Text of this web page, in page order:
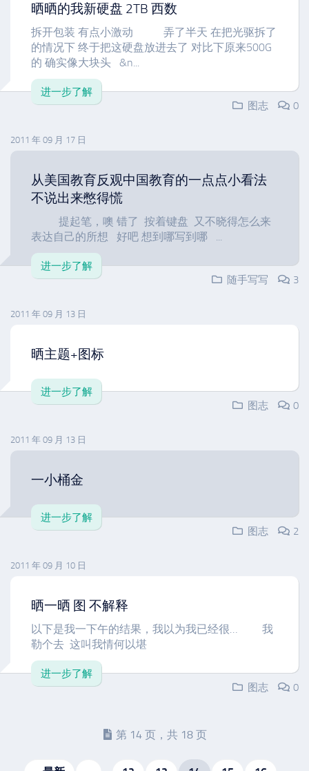
晒晒的我新硬盘 2TB 西数
拆开包装 有点小激动 弄了半天 在把光驱拆了
的情况下 终于把这硬盘放进去了 对比下原来500G
的 确实像大块头 &n...
进一步了解
图志
0
2011 年 09 月 17 日
从美国教育反观中国教育的一点点小看法
不说出来憋得慌
提起笔，噢 错了 按着键盘 又不晓得怎么来
表达自己的所想 好吧 想到哪写到哪 ...
进一步了解
随手写写
3
2011 年 09 月 13 日
晒主题+图标
进一步了解
图志
0
2011 年 09 月 13 日
一小桶金
进一步了解
图志
2
2011 年 09 月 10 日
晒一晒 图 不解释
以下是我一下午的结果，我以为我已经很… 我
勒个去 这叫我情何以堪
进一步了解
图志
0
第 14 页，共 18 页